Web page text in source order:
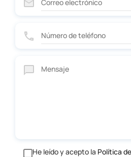
He leído y acepto la Política